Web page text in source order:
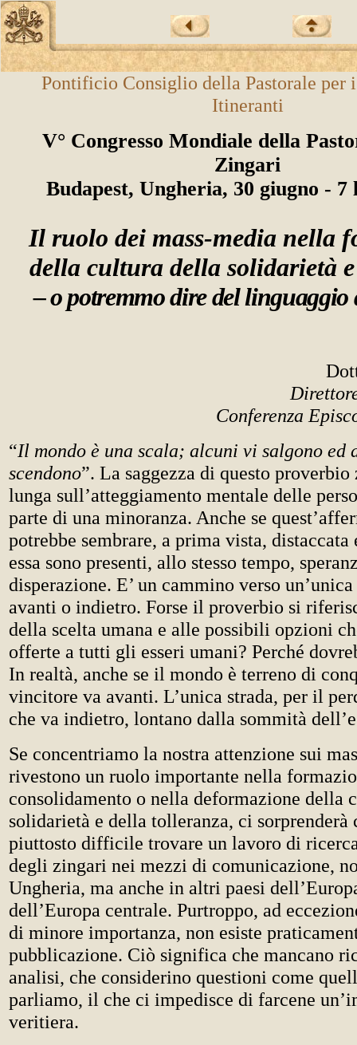
Pontificio Consiglio della Pastorale
Itineranti
V° Congresso Mondiale della
Zingari
Budapest, Ungheria, 30 giugno - 7
Il ruolo dei mass-media nella
della cultura della solidarietà
– o potremmo dire del linguaggio
Conferenza
“Il mondo è una scala; alcuni vi salgono ed
scendono”. La saggezza di questo
lunga sull’atteggiamento mentale delle
parte di una minoranza. Anche se
potrebbe sembrare, a prima vista,
essa sono presenti, allo stesso tempo,
disperazione. E’ un cammino verso
avanti o indietro. Forse il proverbio si
della scelta umana e alle possibili opzioni
offerte a tutti gli esseri umani? Perché
In realtà, anche se il mondo è terreno di
vincitore va avanti. L’unica strada, per il
che va indietro, lontano dalla sommità
Se concentriamo la nostra attenzione sui
rivestono un ruolo importante nella
consolidamento o nella deformazione della
solidarietà e della tolleranza, ci sorprenderà
piuttosto difficile trovare un lavoro di
degli zingari nei mezzi di comunicazione,
Ungheria, ma anche in altri paesi
dell’Europa centrale. Purtroppo, ad
di minore importanza, non esiste
pubblicazione. Ciò significa che mancano
analisi, che considerino questioni come
parliamo, il che ci impedisce di farcene
veritiera.